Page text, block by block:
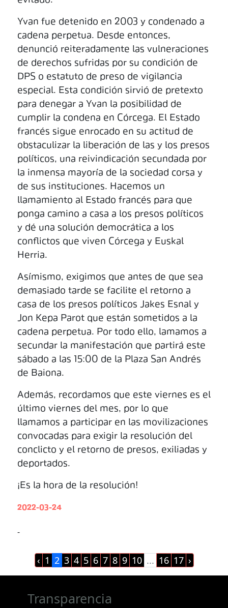
Yvan fue detenido en 2003 y condenado a
cadena perpetua. Desde entonces,
denunció reiteradamente las vulneraciones
de derechos sufridas por su condición de
DPS o estatuto de preso de vigilancia
especial. Esta condición sirvió de pretexto
para denegar a Yvan la posibilidad de
cumplir la condena en Córcega. El Estado
francés sigue enrocado en su actitud de
obstaculizar la liberación de las y los presos
políticos, una reivindicación secundada por
la inmensa mayoría de la sociedad corsa y
de sus instituciones. Hacemos un
llamamiento al Estado francés para que
ponga camino a casa a los presos políticos
y dé una solución democrática a los
conflictos que viven Córcega y Euskal
Herria.
Asímismo, exigimos que antes de que sea
demasiado tarde se facilite el retorno a
casa de los presos políticos Jakes Esnal y
Jon Kepa Parot que están sometidos a la
cadena perpetua. Por todo ello, lamamos a
secundar la manifestación que partirá este
sábado a las 15:00 de la Plaza San Andrés
de Baiona.
Además, recordamos que este viernes es el
último viernes del mes, por lo que
llamamos a participar en las movilizaciones
convocadas para exigir la resolución del
conclicto y el retorno de presos, exiliadas y
deportados.
¡Es la hora de la resolución!
2022-03-24
-
‹ 1 2 3 4 5 6 7 8 9 10 ... 16 17 ›
Transparencia